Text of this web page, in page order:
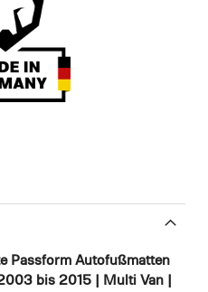
Passform Autofußmatten
bis 2015 | Multi Van |